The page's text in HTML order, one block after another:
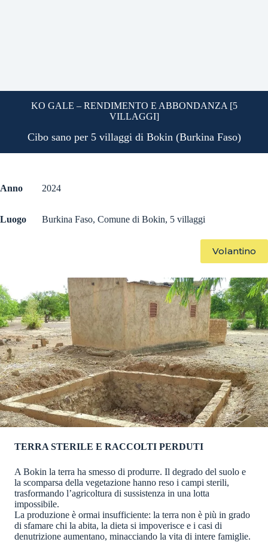
KO GALE – RENDIMENTO E ABBONDANZA [5
VILLAGGI]
Cibo sano per 5 villaggi di Bokin (Burkina Faso)
Anno 2024
Luogo Burkina Faso, Comune di Bokin, 5 villaggi
Volantino
TERRA STERILE E RACCOLTI PERDUTI
A Bokin la terra ha smesso di produrre. Il degrado del suolo e
la scomparsa della vegetazione hanno reso i campi sterili,
trasformando l’agricoltura di sussistenza in una lotta
impossibile.
La produzione è ormai insufficiente: la terra non è più in grado
di sfamare chi la abita, la dieta si impoverisce e i casi di
denutrizione aumentano, minacciando la vita di intere famiglie.